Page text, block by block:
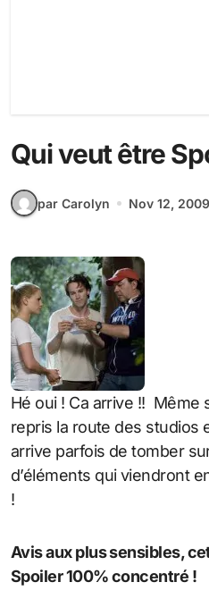
Qui veut être
par Carolyn Nov 12, 2009
Hé oui ! Ca arrive !! Même
repris la route des studios
arrive parfois de tomber
d’éléments qui viendront
!
Avis aux plus sensibles,
Spoiler 100% concentré !